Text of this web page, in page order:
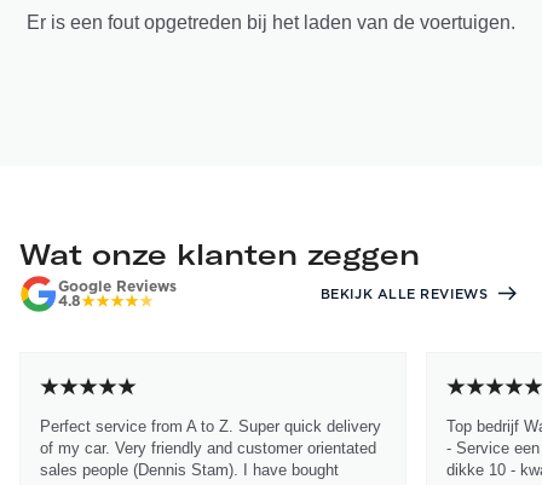
Er is een fout opgetreden bij het laden van de voertuigen.
Wat onze klanten zeggen
Google Reviews
4.8
BEKIJK ALLE REVIEWS
Perfect service from A to Z. Super quick delivery
of my car. Very friendly and customer orientated
sales people (Dennis Stam). I have bought
Top bedrijf
- Service
dikke 10 -